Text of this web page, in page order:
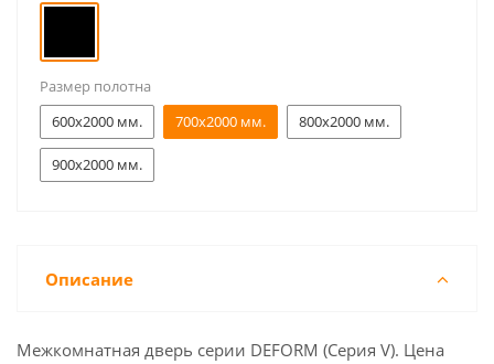
Размер полотна
600x2000 мм.
700x2000 мм. 800x2000 мм.
900x2000 мм.
Описание
Межкомнатная дверь серии DEFORM (Серия V). Цена